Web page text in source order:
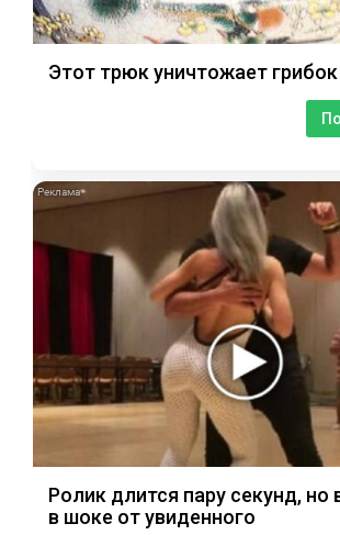
Этот трюк уничтожает грибок
Ролик длится пару секунд, но
в шоке от увиденного